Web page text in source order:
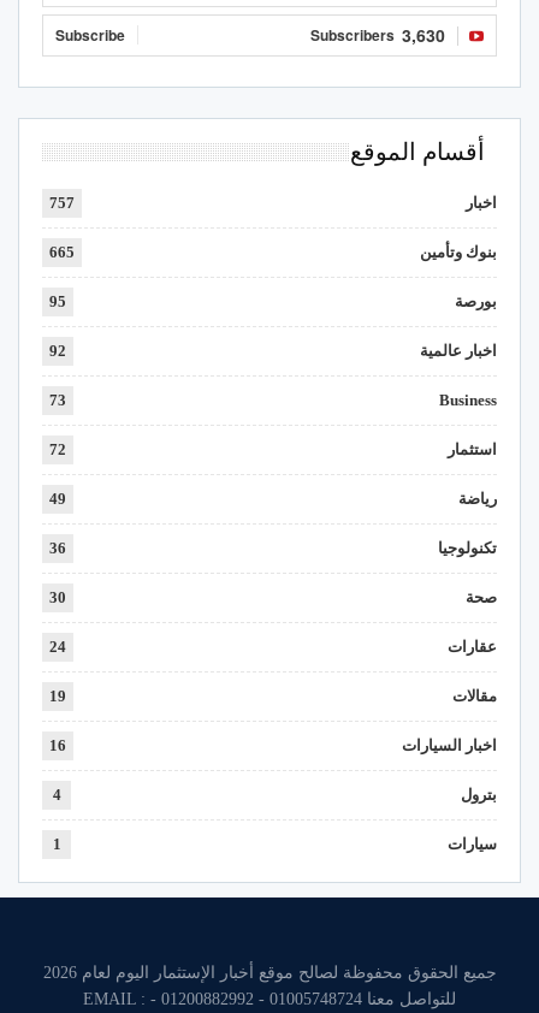
3,630
Subscribers
Subscribe
أقسام الموقع
اخبار 757
بنوك وتأمين 665
بورصة 95
اخبار عالمية 92
Business
73
استثمار 72
رياضة 49
تكنولوجيا 36
صحة 30
عقارات 24
مقالات 19
اخبار السيارات 16
بترول 4
سيارات 1
جميع الحقوق محفوظة لصالح موقع أخبار الإستثمار اليوم لعام 2026
للتواصل معنا 01005748724 - 01200882992 - EMAIL :